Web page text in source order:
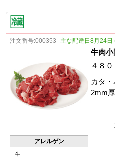
注文番号:000353 主な配達日8月24日
アレルゲン
牛
牛肉
４８
カタ
2mm
肉豆
し、
モロ
防ぐ